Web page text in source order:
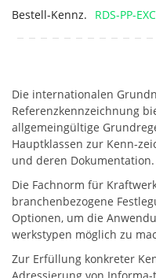
Bestell-Kennz. RDS-PP-
Die internationalen
Referenzkennzeichnung
allgemeingültige
Hauptklassen zur Kenn-
und deren Dokumentation.
Die Fachnorm für
branchenbezogene
Optionen, um die
werkstypen möglich zu
Zur Erfüllung konkreter
Adressierung von